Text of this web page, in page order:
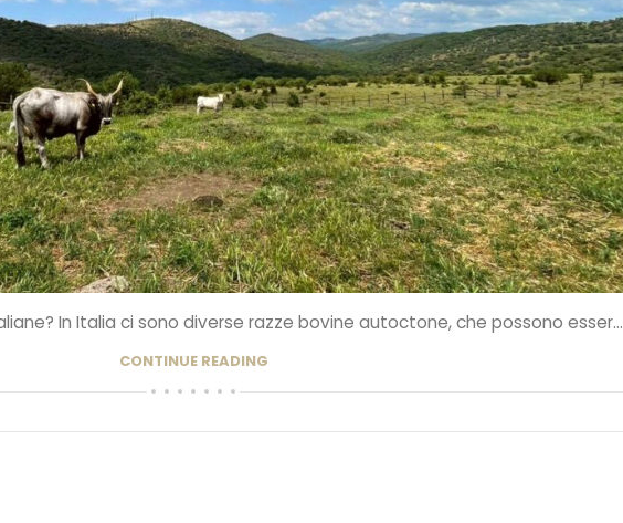
In Italia ci sono diverse razze bovine autoctone, che possono esser...
CONTINUE READING